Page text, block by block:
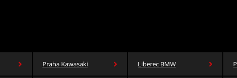
Praha Kawasaki Liberec BMW